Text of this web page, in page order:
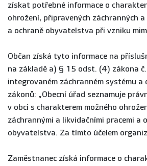
získat potřebné informace o
ohrožení, připravených záchranných
a ochraně obyvatelstva při vzniku
Občan získá tyto informace na
na základě a) § 15 odst. (4) zákona
integrovaném záchranném systému a
zákonů: „Obecní úřad seznamuje
v obci s charakterem možného
záchrannými a likvidačními pracemi a
obyvatelstva. Za tímto účelem
Zaměstnanec získá informace o